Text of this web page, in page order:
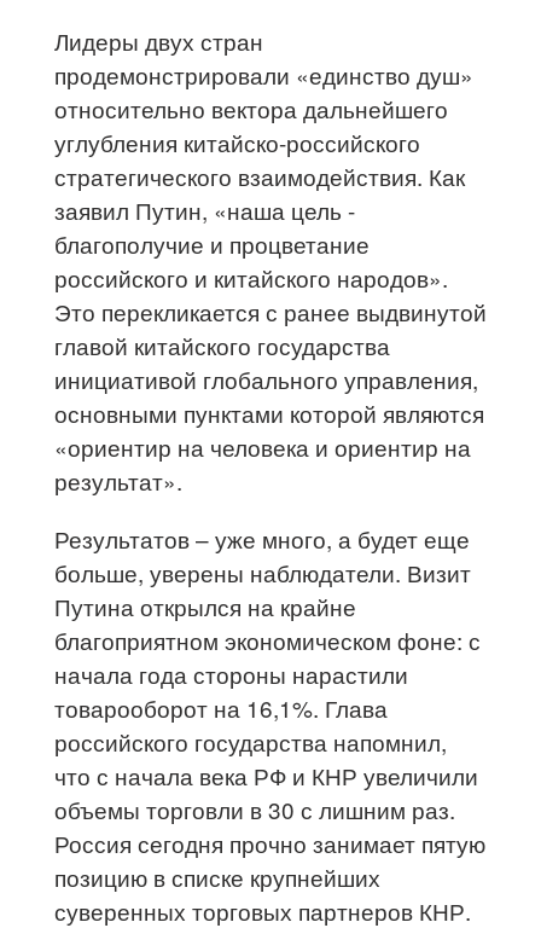
Лидеры двух стран
продемонстрировали «единство душ»
относительно вектора дальнейшего
углубления китайско-российского
стратегического взаимодействия. Как
заявил Путин, «наша цель -
благополучие и процветание
российского и китайского народов».
Это перекликается с ранее выдвинутой
главой китайского государства
инициативой глобального управления,
основными пунктами которой являются
«ориентир на человека и ориентир на
результат».
Результатов – уже много, а будет еще
больше, уверены наблюдатели. Визит
Путина открылся на крайне
благоприятном экономическом фоне: с
начала года стороны нарастили
товарооборот на 16,1%. Глава
российского государства напомнил,
что с начала века РФ и КНР увеличили
объемы торговли в 30 с лишним раз.
Россия сегодня прочно занимает пятую
позицию в списке крупнейших
суверенных торговых партнеров КНР.